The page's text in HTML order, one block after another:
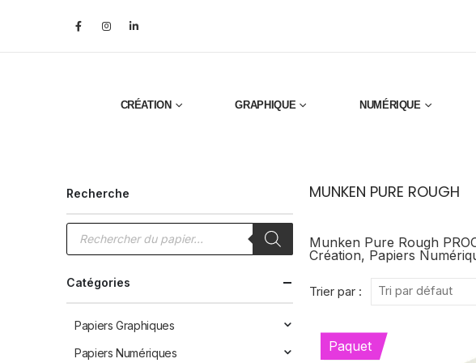
CRÉATION GRAPHIQUE NUMÉRIQUE
MUNKEN PURE ROUGH
Munken Pure Rough
Création, Papiers
Trier par :
Paquet
Recherche
Recherche
produits
Catégories
Papiers Graphiques
Papiers Numériques